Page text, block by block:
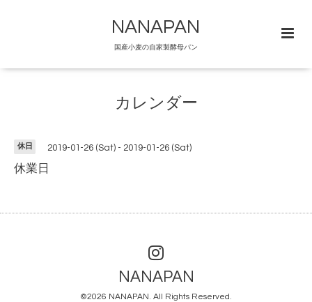
NANAPAN
国産小麦の自家製酵母パン
カレンダー
休日 2019-01-26 (Sat) - 2019-01-26 (Sat)
休業日
NANAPAN
©2026 NANAPAN. All Rights Reserved.